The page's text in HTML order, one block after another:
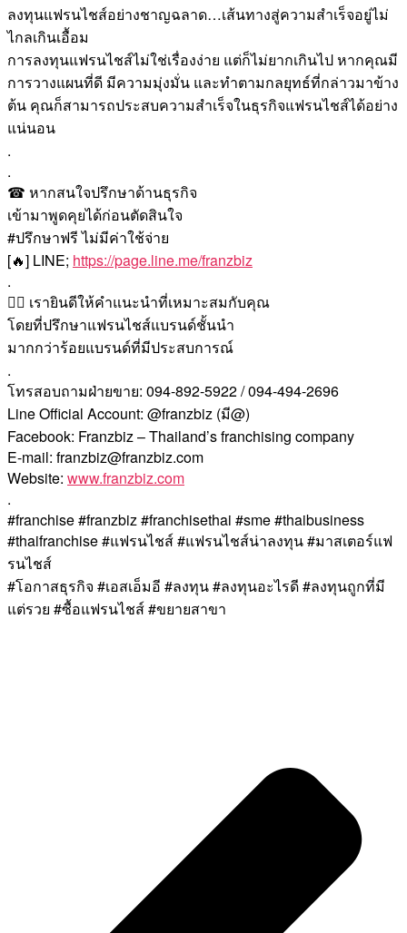
ลงทุนแฟรนไชส์อย่างชาญฉลาด…เส้นทางสู่ความสำเร็จอยู่ไม่
ไกลเกินเอื้อม
การลงทุนแฟรนไชส์ไม่ใช่เรื่องง่าย แต่ก็ไม่ยากเกินไป หากคุณมี
การวางแผนที่ดี มีความมุ่งมั่น และทำตามกลยุทธ์ที่กล่าวมาข้าง
ต้น คุณก็สามารถประสบความสำเร็จในธุรกิจแฟรนไชส์ได้อย่าง
แน่นอน
.
.
☎ หากสนใจปรึกษาด้านธุรกิจ
เข้ามาพูดคุยได้ก่อนตัดสินใจ
#ปรึกษาฟรี ไม่มีค่าใช้จ่าย
[🔥] LINE; https://page.line.me/franzbiz
.
🙇‍♀️ เรายินดีให้คำแนะนำที่เหมาะสมกับคุณ
โดยที่ปรึกษาแฟรนไชส์แบรนด์ชั้นนำ
มากกว่าร้อยแบรนด์ที่มีประสบการณ์
.
โทรสอบถามฝ่ายขาย: 094-892-5922 / 094-494-2696
Line Official Account: @franzbiz (มี@)
Facebook: Franzbiz – Thailand’s franchising company
E-mail: franzbiz@franzbiz.com
Website: www.franzbiz.com
.
#franchise #franzbiz #franchisethai #sme #thaibusiness
#thaifranchise #แฟรนไชส์ #แฟรนไชส์น่าลงทุน #มาสเตอร์แฟ
รนไชส์
#โอกาสธุรกิจ #เอสเอ็มอี #ลงทุน #ลงทุนอะไรดี #ลงทุนถูกที่มี
แต่รวย #ซื้อแฟรนไชส์ #ขยายสาขา